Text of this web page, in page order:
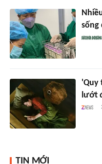
sống
'Quy
lướt
TIN MỚI